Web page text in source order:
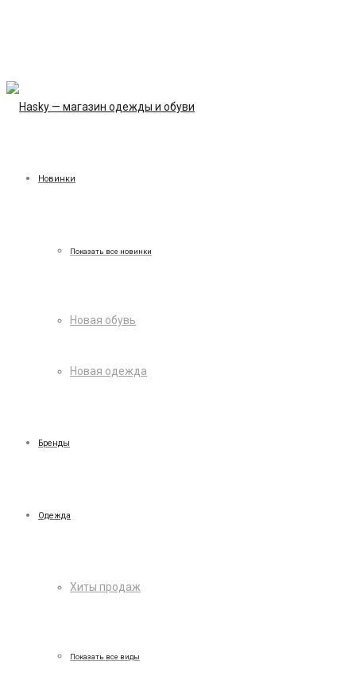
Новинки
Показать все новинки
Новая обувь
Новая одежда
Бренды
Одежда
Хиты продаж
Показать все виды